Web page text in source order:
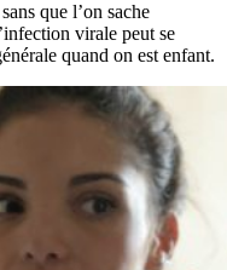
que l’on sache
virale peut se
quand on est enfant.